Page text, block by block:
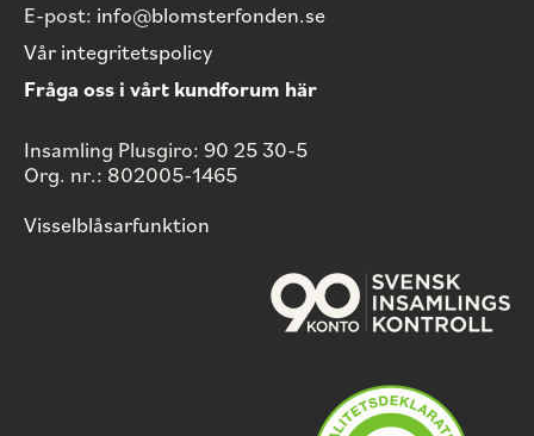
E-post: info@blomsterfonden.se
Vår integritetspolicy
Fråga oss i vårt kundforum här
Insamling Plusgiro: 90 25 30-5
Org. nr.: 802005-1465
Visselblåsarfunktion